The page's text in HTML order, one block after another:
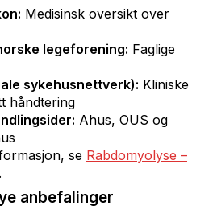
Medisinsk oversikt over
legeforening: Faglige
sykehusnettverk): Kliniske
håndtering
Ahus, OUS og
se Rabdomyolyse –
.
anbefalinger